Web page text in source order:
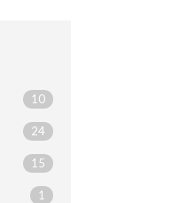
10
24
15
1